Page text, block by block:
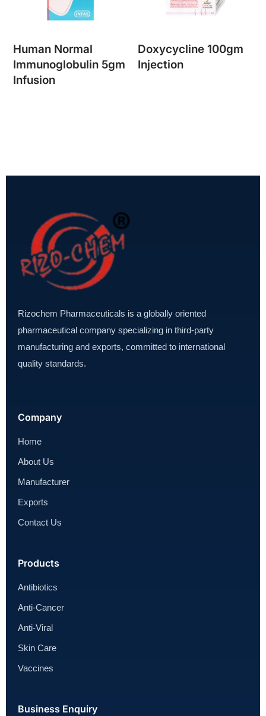
Human Normal
Immunoglobulin 5gm
Infusion
Doxycycline 100gm
Injection
Rizochem Pharmaceuticals is a globally oriented
pharmaceutical company specializing in third-party
manufacturing and exports, committed to international
quality standards.
Company
Home
About Us
Manufacturer
Exports
Contact Us
Products
Antibiotics
Anti-Cancer
Anti-Viral
Skin Care
Vaccines
Business Enquiry